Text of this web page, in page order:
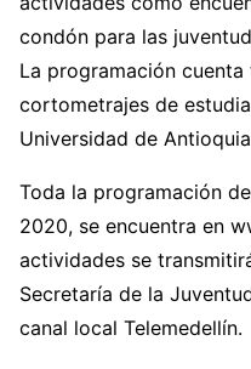
condón para las
La programación
cortometrajes de
Universidad de
Toda la programación
2020, se encuentra en
actividades se
Secretaría de la
canal local Telemedellín.